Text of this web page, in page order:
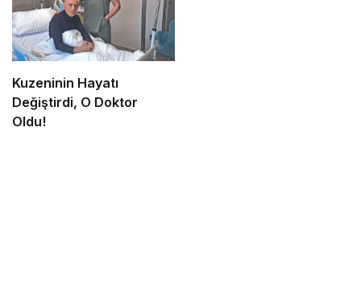
Kuzeninin Hayatı
Değiştirdi, O Doktor
Oldu!